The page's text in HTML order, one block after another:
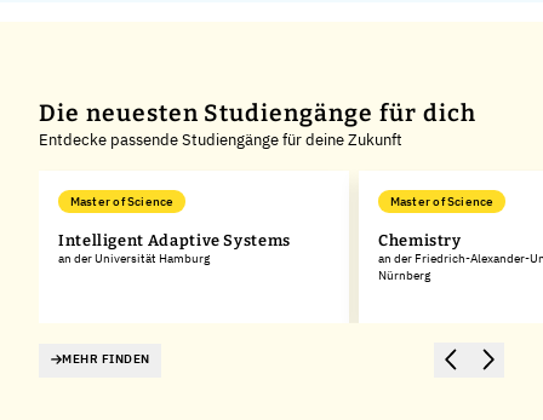
Die neuesten Studiengänge für dich
Entdecke passende Studiengänge für deine Zukunft
Master of Science
Intelligent Adaptive Systems
an der Universität Hamburg
Master of Science
Chemistry
an der Friedrich-Alexander-
Nürnberg
MEHR FINDEN